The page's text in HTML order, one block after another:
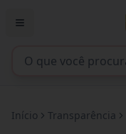
Início Transparência